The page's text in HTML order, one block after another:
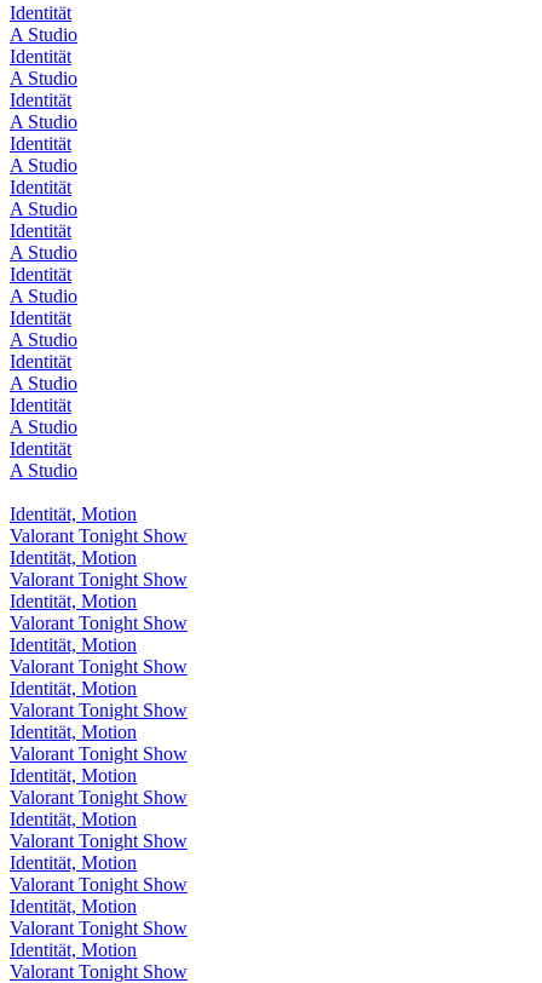
Identität
A Studio
Identität
A Studio
Identität
A Studio
Identität
A Studio
Identität
A Studio
Identität
A Studio
Identität
A Studio
Identität
A Studio
Identität
A Studio
Identität
A Studio
Identität
A Studio
Identität, Motion
Valorant Tonight Show
Identität, Motion
Valorant Tonight Show
Identität, Motion
Valorant Tonight Show
Identität, Motion
Valorant Tonight Show
Identität, Motion
Valorant Tonight Show
Identität, Motion
Valorant Tonight Show
Identität, Motion
Valorant Tonight Show
Identität, Motion
Valorant Tonight Show
Identität, Motion
Valorant Tonight Show
Identität, Motion
Valorant Tonight Show
Identität, Motion
Valorant Tonight Show